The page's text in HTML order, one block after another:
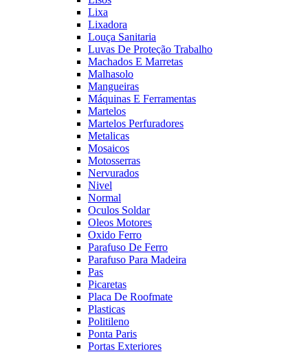
Lixa
Lixadora
Louça Sanitaria
Luvas De Proteção Trabalho
Machados E Marretas
Malhasolo
Mangueiras
Máquinas E Ferramentas
Martelos
Martelos Perfuradores
Metalicas
Mosaicos
Motosserras
Nervurados
Nivel
Normal
Oculos Soldar
Oleos Motores
Oxido Ferro
Parafuso De Ferro
Parafuso Para Madeira
Pas
Picaretas
Placa De Roofmate
Plasticas
Politileno
Ponta Paris
Portas Exteriores